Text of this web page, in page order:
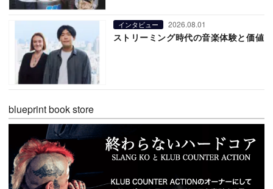
インタビュー 2026.08.01
ストリーミング時代の音楽体験と価値
blueprint book store